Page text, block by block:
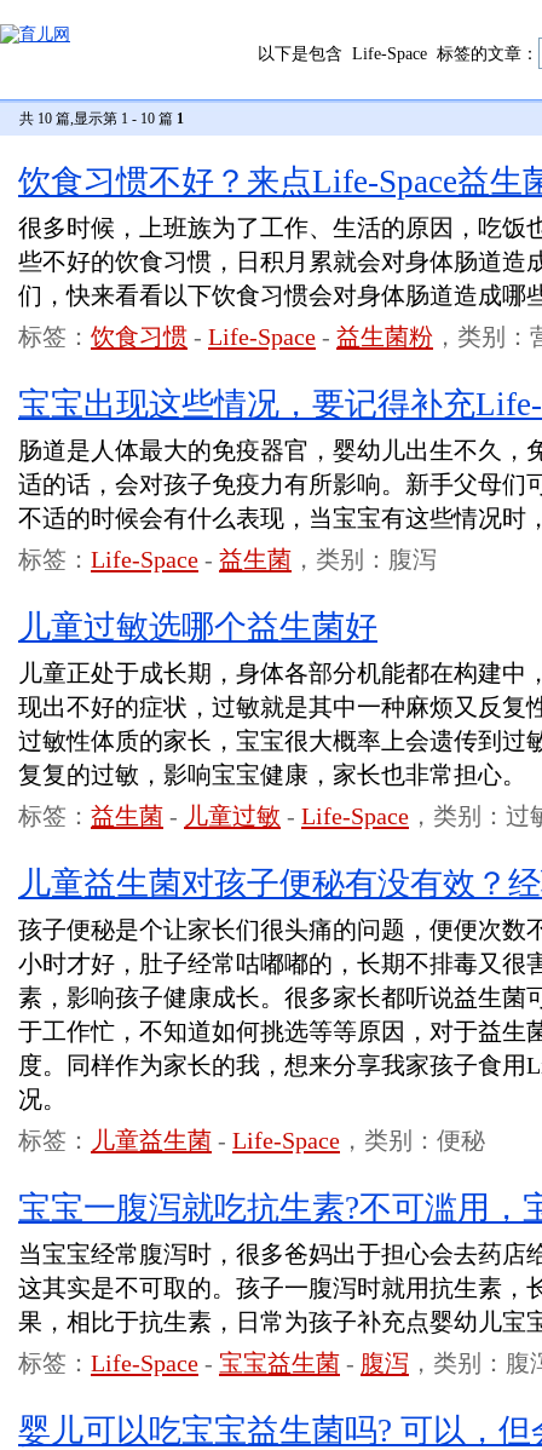
以下是包含 Life-Space 标签的文章：
共 10 篇,显示第 1 - 10 篇 1
饮食习惯不好？来点Life-Space益生
很多时候，上班族为了工作、生活的原因，吃饭
些不好的饮食习惯，日积月累就会对身体肠道造
们，快来看看以下饮食习惯会对身体肠道造成哪
标签： 饮食习惯 - Life-Space - 益生菌粉 ，类别：
宝宝出现这些情况，要记得补充
肠道是人体最大的免疫器官，婴幼儿出生不久，
适的话，会对孩子免疫力有所影响。新手父母们
不适的时候会有什么表现，当宝宝有这些情况时
标签： Life-Space - 益生菌 ，类别：腹泻
儿童过敏选哪个益生菌好
儿童正处于成长期，身体各部分机能都在构建中
现出不好的症状，过敏就是其中一种麻烦又反复
过敏性体质的家长，宝宝很大概率上会遗传到过
复复的过敏，影响宝宝健康，家长也非常担心。
标签： 益生菌 - 儿童过敏 - Life-Space ，类别：过
儿童益生菌对孩子便秘有没有效？
孩子便秘是个让家长们很头痛的问题，便便次数
小时才好，肚子经常咕嘟嘟的，长期不排毒又很
素，影响孩子健康成长。很多家长都听说益生菌
于工作忙，不知道如何挑选等等原因，对于益生
度。同样作为家长的我，想来分享我家孩子食用
况。
标签： 儿童益生菌 - Life-Space ，类别：便秘
宝宝一腹泻就吃抗生素?不可滥用，
当宝宝经常腹泻时，很多爸妈出于担心会去药店
这其实是不可取的。孩子一腹泻时就用抗生素，
果，相比于抗生素，日常为孩子补充点婴幼儿宝
标签： Life-Space - 宝宝益生菌 - 腹泻 ，类别：腹
婴儿可以吃宝宝益生菌吗? 可以，